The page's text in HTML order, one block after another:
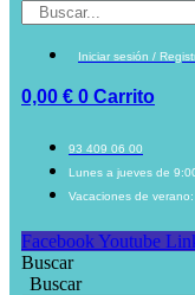
Iniciar sesión /
0,00 € 0 Carrito
93 409 06 00
Lunes a jueves de
Vacaciones de
Facebook Youtube
Buscar
Buscar